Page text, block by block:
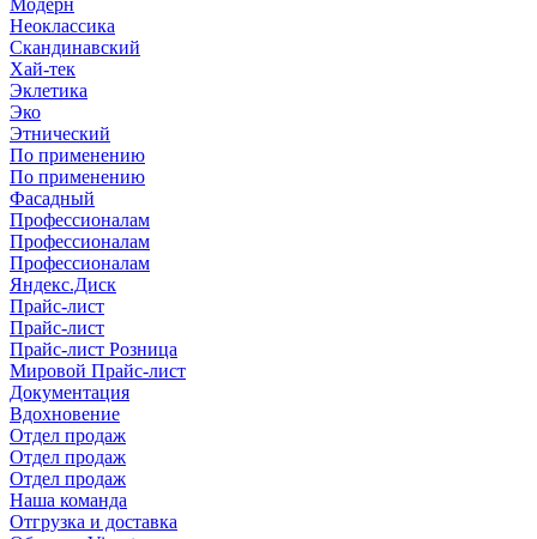
Модерн
Неоклассика
Скандинавский
Хай-тек
Эклетика
Эко
Этнический
По применению
По применению
Фасадный
Профессионалам
Профессионалам
Профессионалам
Яндекс.Диск
Прайс-лист
Прайс-лист
Прайс-лист Розница
Мировой Прайс-лист
Документация
Вдохновение
Отдел продаж
Отдел продаж
Отдел продаж
Наша команда
Отгрузка и доставка